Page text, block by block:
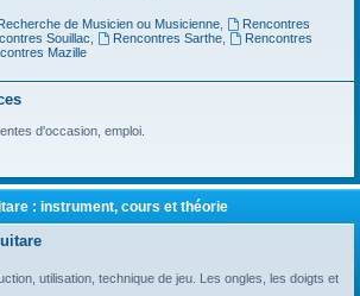
de Musicien ou Musicienne,
Rencontres
Souillac Rencontres Sarthe,
Rencontres
Mazille
d'occasion, emploi.
: instrument, cours et théorie
utilisation, technique de jeu. Les ongles, les doigts et